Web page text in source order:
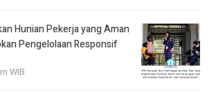
Hunian Pekerja yang Aman
Pengelolaan Responsif
WIB